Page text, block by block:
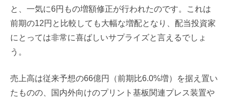
と、一気に6円もの増額修正が行われたのです。これは
前期の12円と比較しても大幅な増配となり、配当投資家
にとっては非常に喜ばしいサプライズと言えるでしょ
う。
売上高は従来予想の66億円（前期比6.0%増）を据え置い
たものの、国内外向けのプリント基板関連プレス装置や